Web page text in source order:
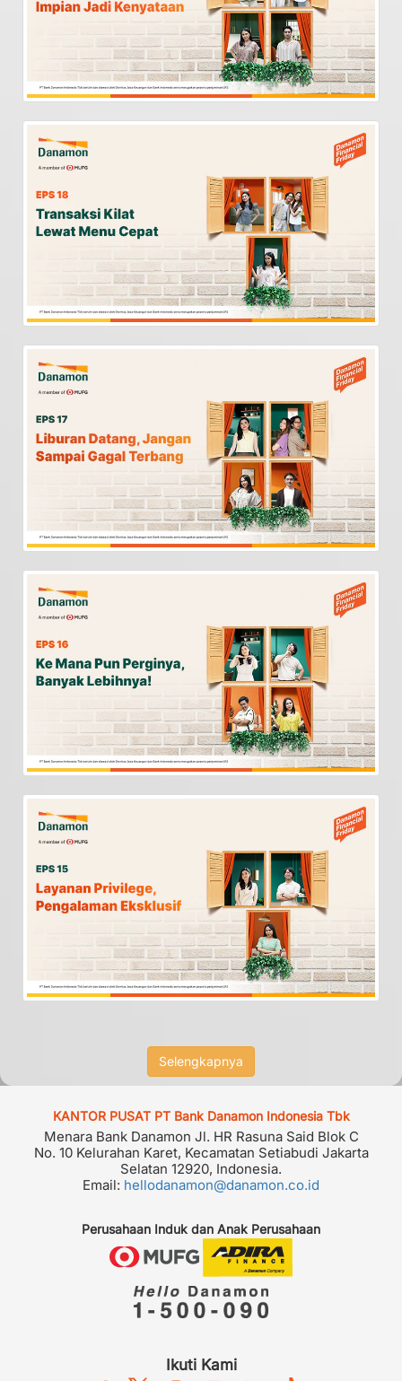
Selengkapnya
KANTOR PUSAT PT Bank Danamon Indonesia Tbk
Menara Bank Danamon Jl. HR Rasuna Said Blok C
No. 10 Kelurahan Karet, Kecamatan Setiabudi Jakarta
Selatan 12920, Indonesia.
Email: hellodanamon@danamon.co.id
Perusahaan Induk dan Anak Perusahaan
Ikuti Kami